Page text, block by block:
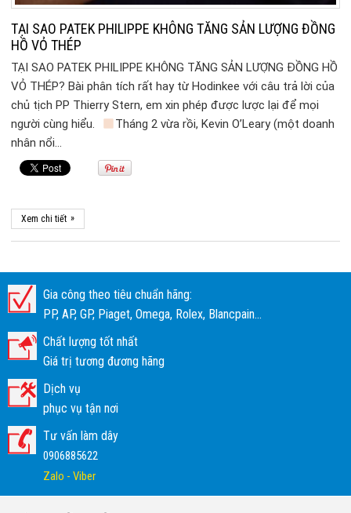
TẠI SAO PATEK PHILIPPE KHÔNG TĂNG SẢN LƯỢNG ĐỒNG
HỒ VỎ THÉP
TẠI SAO PATEK PHILIPPE KHÔNG TĂNG SẢN LƯỢNG ĐỒNG HỒ
VỎ THÉP? Bài phân tích rất hay từ Hodinkee với câu trả lời của
chủ tịch PP Thierry Stern, em xin phép được lược lại để mọi
người cùng hiểu.
Tháng 2 vừa rồi, Kevin O’Leary (một doanh
nhân nổi…
Xem chi tiết »
Gia công theo tiêu chuẩn hãng:
PP, AP, GP, Piaget, Omega, Rolex, Blancpain...
Chất lượng tốt nhất
Giá trị tương đương hãng
Dịch vụ
phục vụ tận nơi
Tư vấn làm dây
0906885622
Zalo - Viber